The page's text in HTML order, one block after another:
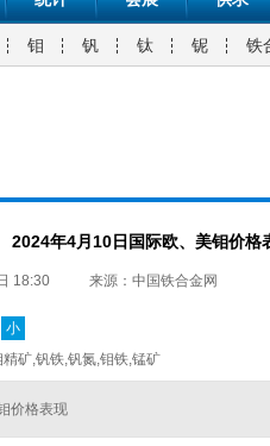
钼 钒 钛 铌 铁
2024年4月10日国际欧、美钼价格
18:30 来源：中国铁合金网
小
矿,钒铁,钒氮,钼铁,锰矿
价格表现